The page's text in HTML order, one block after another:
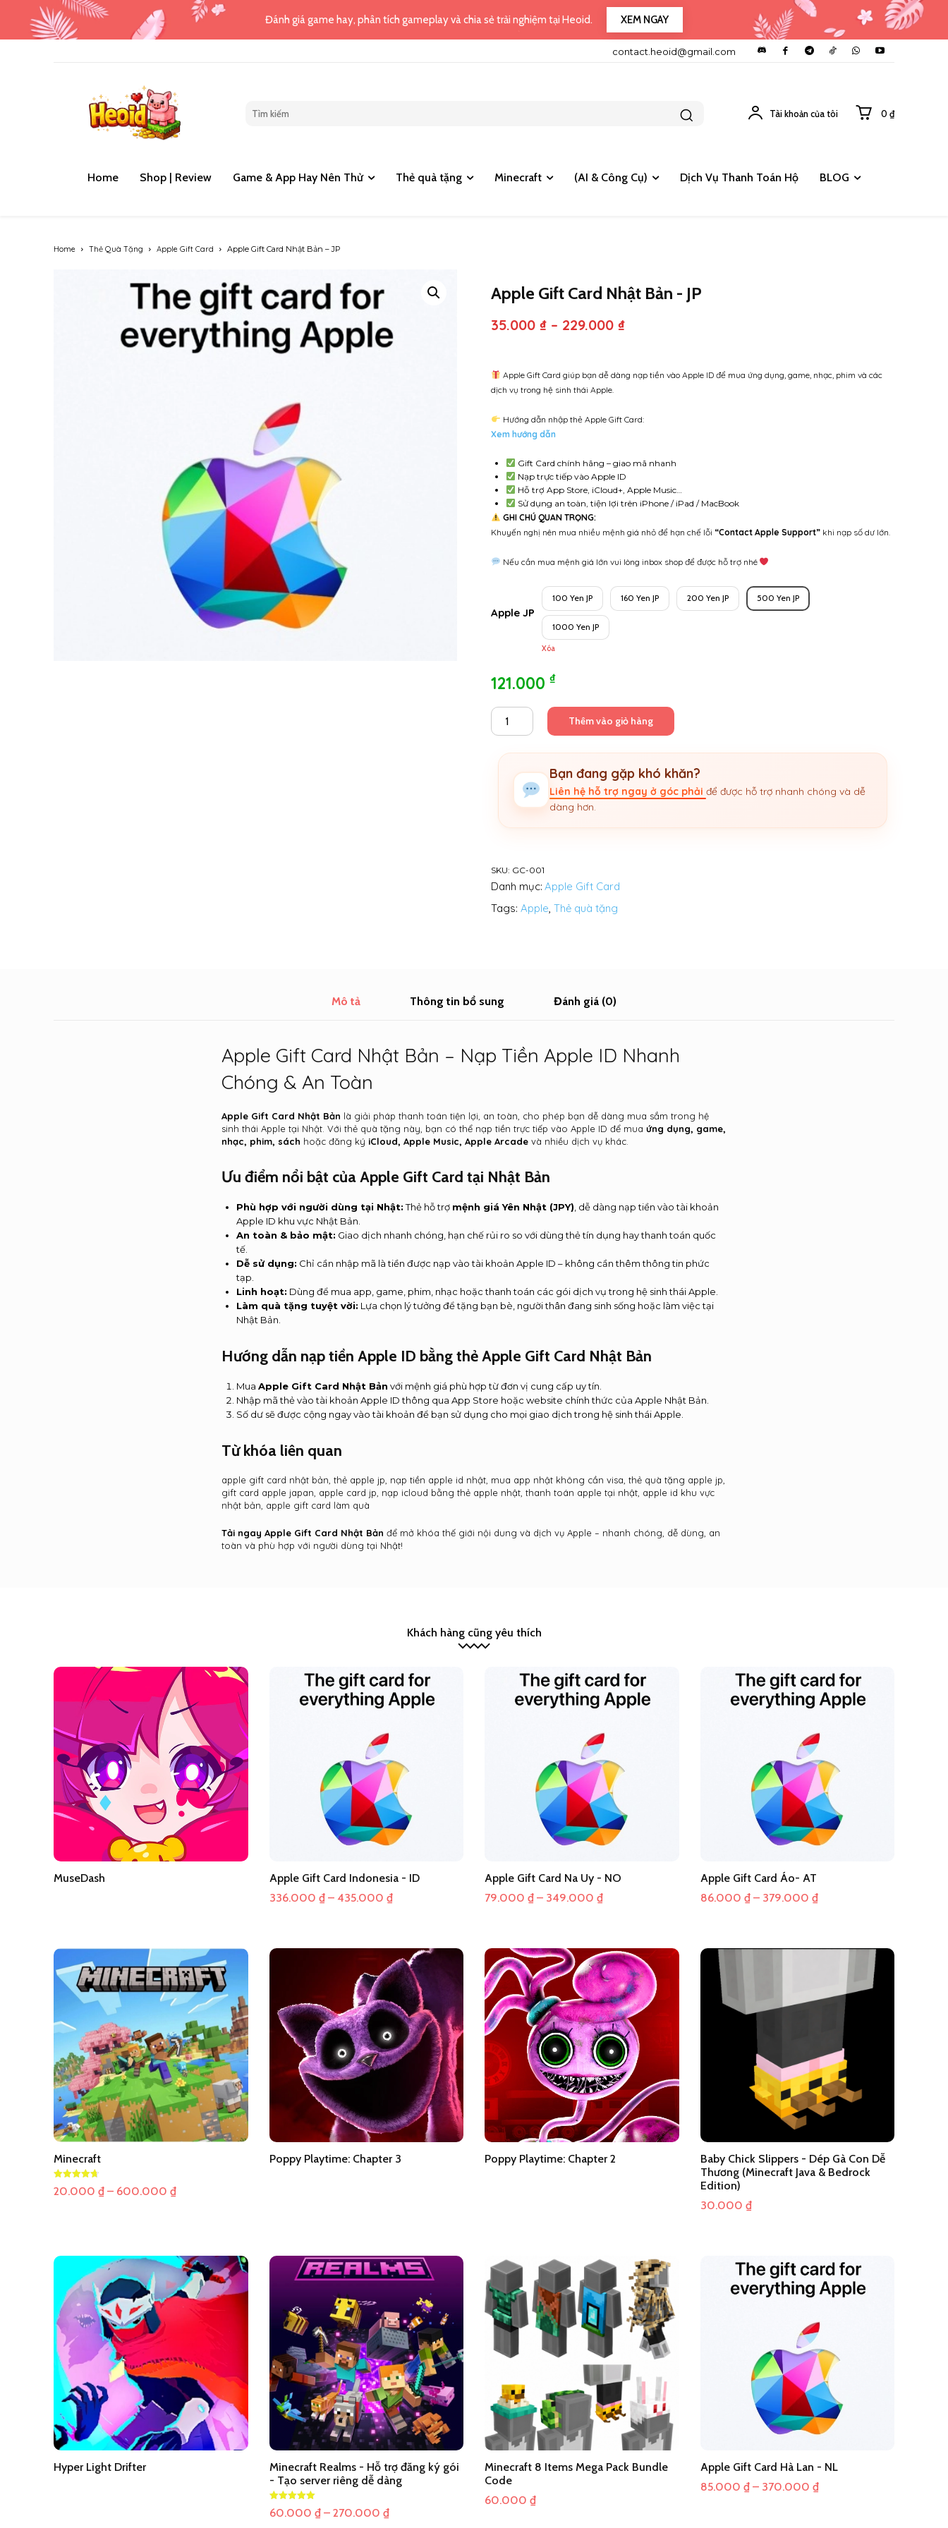
Đánh giá game hay, phân tích gameplay và chia sẻ trải nghiệm tại Heoid. XEM NGAY
contact.heoid@gmail.com
Tài khoản của tôi 0 ₫
Home Shop | Review Game & App Hay Nên Thử Thẻ quà tặng Minecraft (AI & Công Cụ) Dịch Vụ Thanh Toán Hộ BLOG
Home Thẻ Quà Tặng Apple Gift Card Apple Gift Card Nhật Bản – JP
Apple Gift Card Nhật Bản - JP
35.000 ₫ – 229.000 ₫Khoảng
35.000 ₫
đến
Apple Gift Card giúp bạn dễ dàng nạp tiền vào Apple ID để mua ứng dụng, game, nhạc, phim và các
dịch vụ trong hệ sinh thái Apple.
Hướng dẫn nhập thẻ Apple Gift Card:
Xem hướng dẫn
Gift Card chính hãng – giao mã nhanh
Nạp trực tiếp vào Apple ID
Hỗ trợ App Store, iCloud+, Apple Music…
Sử dụng an toàn, tiện lợi trên iPhone / iPad / MacBook
GHI CHÚ QUAN TRỌNG:
Khuyến nghị nên mua nhiều mệnh giá nhỏ để hạn chế lỗi “Contact Apple Support” khi nạp số dư lớn.
Nếu cần mua mệnh giá lớn vui lòng inbox shop để được hỗ trợ nhé
Apple JP
100 Yen JP 160 Yen JP 200 Yen JP 500 Yen JP
1000 Yen JP
Xóa
121.000 ₫
Apple
Gift
Nhật
số
lượng
Thêm vào giỏ hàng
Bạn đang gặp khó khăn?
Liên hệ hỗ trợ ngay ở góc phải để được hỗ trợ nhanh chóng và dễ
dàng hơn.
SKU: GC-001
Danh mục: Apple Gift Card
Tags: Apple, Thẻ quà tặng
Mô tả Thông tin bổ sung Đánh giá (0)
Apple Gift Card Nhật Bản – Nạp Tiền Apple ID Nhanh
Chóng & An Toàn
Apple Gift Card Nhật Bản là giải pháp thanh toán tiện lợi, an toàn, cho phép bạn dễ dàng mua sắm trong hệ
sinh thái Apple tại Nhật. Với thẻ quà tặng này, bạn có thể nạp tiền trực tiếp vào Apple ID để muaứng dụng, game,
nhạc, phim, sách hoặc đăng ký iCloud, Apple Music, Apple Arcade và nhiều dịch vụ khác.
Ưu điểm nổi bật của Apple Gift Card tại Nhật Bản
Phù hợp với người dùng tại Nhật:Thẻ hỗ trợ mệnh giá Yên Nhật (JPY) , dễ dàng nạp tiền vào tài khoản
Apple ID khu vực Nhật Bản.
An toàn & bảo mật: Giao dịch nhanh chóng, hạn chế rủi ro so với dùng thẻ tín dụng hay thanh toán quốc
tế.
Dễ sử dụng: Chỉ cần nhập mã là tiền được nạp vào tài khoản Apple ID – không cần thêm thông tin phức
tạp.
Linh hoạt: Dùng để mua app, game, phim, nhạc hoặc thanh toán các gói dịch vụ trong hệ sinh thái Apple.
Làm quà tặng tuyệt vời: Lựa chọn lý tưởng để tặng bạn bè, người thân đang sinh sống hoặc làm việc tại
Nhật Bản.
Hướng dẫn nạp tiền Apple ID bằng thẻ Apple Gift Card Nhật Bản
MuaApple Gift Card Nhật Bản với mệnh giá phù hợp từ đơn vị cung cấp uy tín.
Nhập mã thẻ vào tài khoản Apple ID thông qua App Store hoặc website chính thức của Apple Nhật Bản.
Số dư sẽ được cộng ngay vào tài khoản để bạn sử dụng cho mọi giao dịch trong hệ sinh thái Apple.
Từ khóa liên quan
apple gift card nhật bản, thẻ apple jp, nạp tiền apple id nhật, mua app nhật không cần visa, thẻ quà tặng apple jp,
gift card apple japan, apple card jp, nạp icloud bằng thẻ apple nhật, thanh toán apple tại nhật, apple id khu vực
nhật bản, apple gift card làm quà
Tải ngay Apple Gift Card Nhật Bản để mở khóa thế giới nội dung và dịch vụ Apple – nhanh chóng, dễ dùng, an
toàn và phù hợp với người dùng tại Nhật!
Khách hàng cũng yêu thích
MuseDash
Apple Gift Card Indonesia - ID
336.000 ₫ – 435.000 ₫Khoảng
336.000 ₫
đến
435.000 ₫
Apple Gift Card Na Uy - NO
79.000 ₫ – 349.000 ₫Khoảng
79.000 ₫
đến
349.000 ₫
Apple Gift Card Áo- AT
86.000 ₫ – 379.000 ₫Khoảng
86.000 ₫
379.000 ₫
Minecraft
20.000 ₫ – 600.000 ₫Khoảng
đến
600.000 ₫
Poppy Playtime: Chapter 3 Poppy Playtime: Chapter 2
Baby Chick Slippers - Dép Gà Con Dễ
Thương (Minecraft Java & Bedrock
Edition)
30.000 ₫
Hyper Light Drifter
Minecraft Realms - Hỗ trợ đăng ký gói
- Tạo server riêng dễ dàng
60.000 ₫ – 270.000 ₫Khoảng
Minecraft 8 Items Mega Pack Bundle
Code
60.000 ₫
Apple Gift Card Hà Lan - NL
85.000 ₫ – 370.000 ₫Khoảng